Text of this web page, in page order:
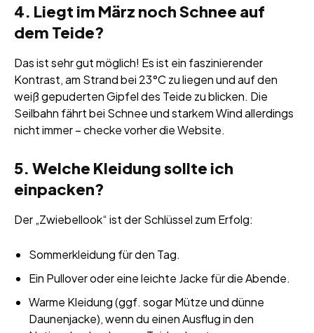
4. Liegt im März noch Schnee auf
dem Teide?
Das ist sehr gut möglich! Es ist ein faszinierender
Kontrast, am Strand bei 23°C zu liegen und auf den
weiß gepuderten Gipfel des Teide zu blicken. Die
Seilbahn fährt bei Schnee und starkem Wind allerdings
nicht immer – checke vorher die Website.
5. Welche Kleidung sollte ich
einpacken?
Der „Zwiebellook“ ist der Schlüssel zum Erfolg:
Sommerkleidung für den Tag.
Ein Pullover oder eine leichte Jacke für die Abende.
Warme Kleidung (ggf. sogar Mütze und dünne
Daunenjacke), wenn du einen Ausflug in den